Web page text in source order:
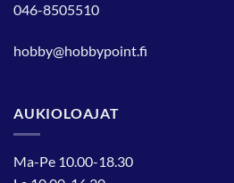
046-8505510
hobby@hobbypoint.fi
AUKIOLOAJAT
Ma-Pe 10.00-18.30